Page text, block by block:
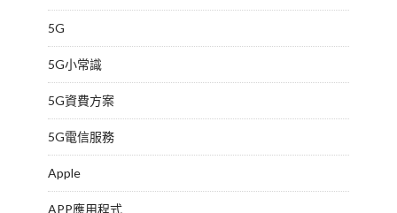
5G
5G小常識
5G資費方案
5G電信服務
Apple
APP應用程式